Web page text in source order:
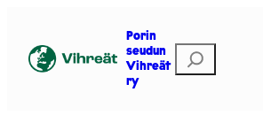
Porin
seudun
Vihreät
ry
t